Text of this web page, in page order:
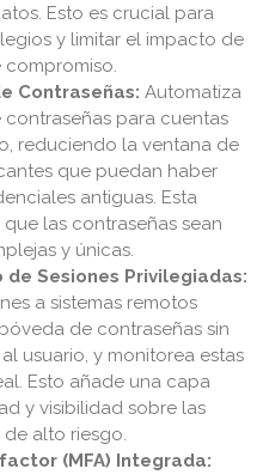
Esto es crucial para
y limitar el impacto de
compromiso.
Contraseñas: Automatiza
para cuentas
reduciendo la ventana de
que puedan haber
antiguas. Esta
las contraseñas sean
y únicas.
Sesiones Privilegiadas:
a sistemas remotos
de contraseñas sin
usuario, y monitorea estas
Esto añade una capa
y visibilidad sobre las
alto riesgo.
(MFA) Integrada: